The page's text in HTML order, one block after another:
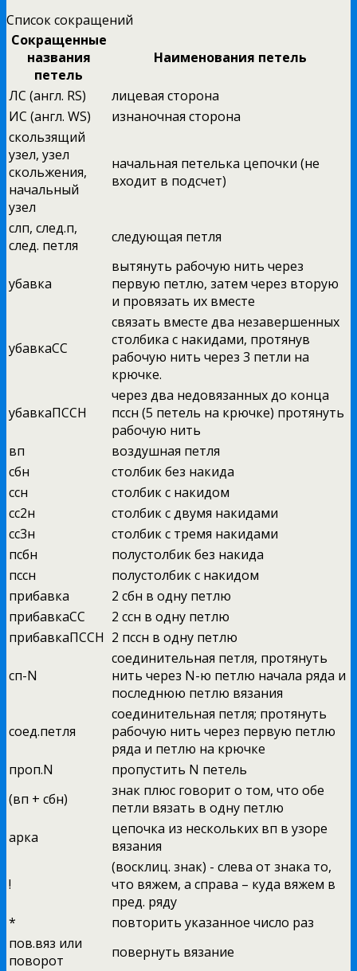
Список сокращений
Сокращенные
названия
петель
Наименования петель
ЛС (англ. RS)
лицевая сторона
ИС (англ. WS)
изнаночная сторона
скользящий
узел, узел
скольжения,
начальный
узел
начальная петелька цепочки (не
входит в подсчет)
слп, след.п,
след. петля
следующая петля
убавка
вытянуть рабочую нить через
первую петлю, затем через вторую
и провязать их вместе
убавкаСС
связать вместе два незавершенных
столбика с накидами, протянув
рабочую нить через 3 петли на
крючке.
убавкаПССН
через два недовязанных до конца
пссн (5 петель на крючке) протянуть
рабочую нить
вп
воздушная петля
сбн
столбик без накида
ссн
столбик с накидом
сс2н
столбик с двумя накидами
сс3н
столбик с тремя накидами
псбн
полустолбик без накида
пссн
полустолбик с накидом
прибавка
2 сбн в одну петлю
прибавкаСС
2 ссн в одну петлю
прибавкаПССН 2 пссн в одну петлю
сп-N
соединительная петля, протянуть
нить через N-ю петлю начала ряда и
последнюю петлю вязания
соед.петля
соединительная петля; протянуть
рабочую нить через первую петлю
ряда и петлю на крючке
проп.N
пропустить N петель
(вп + сбн)
знак плюс говорит о том, что обе
петли вязать в одну петлю
арка
цепочка из нескольких вп в узоре
вязания
!
(восклиц. знак) - слева от знака то,
что вяжем, а справа – куда вяжем в
пред. ряду
*
повторить указанное число раз
пов.вяз или
поворот
повернуть вязание